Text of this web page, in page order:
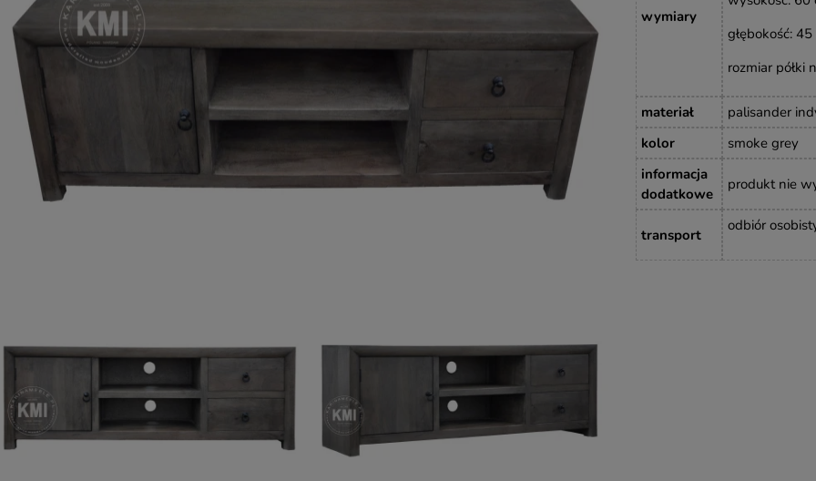
wymiary
głębokość: 45
rozmiar półki
materiał
palisander
kolor
smoke grey
informacja
dodatkowe
produkt nie
transport
odbiór